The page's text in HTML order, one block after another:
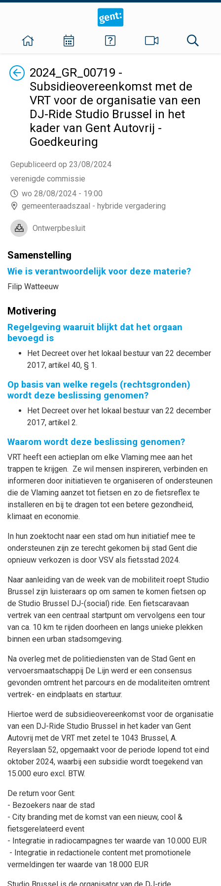
Terug2024_GR_00719 -
Subsidieovereenkomst met de
VRT voor de organisatie van een
DJ-Ride Studio Brussel in het
kader van Gent Autovrij -
Goedkeuring
Gepubliceerd op 23/08/2024
verenigde commissie
wo 28/08/2024 - 19:00
gemeenteraadszaal - hybride vergadering
Ontwerpbesluit
Samenstelling
Wie is verantwoordelijk voor deze materie?
Filip Watteeuw
Motivering
Regelgeving waaruit blijkt dat het orgaan
bevoegd is
Het Decreet over het lokaal bestuur van 22 december
2017, artikel 40, § 1.
Op basis van welke regels (rechtsgronden)
wordt deze beslissing genomen?
Het Decreet over het lokaal bestuur van 22 december
2017, artikel 2.
Waarom wordt deze beslissing genomen?
VRT heeft een actieplan om elke Vlaming mee aan het
trappen te krijgen. Ze wil mensen inspireren, verbinden en
informeren door initiatieven te organiseren of ondersteunen
die de Vlaming aanzet tot fietsen en zo de fietsreflex te
installeren en bij te dragen tot een betere gezondheid,
klimaat en economie.
In hun zoektocht naar een stad om hun initiatief mee te
ondersteunen zijn ze terecht gekomen bij stad Gent die
opnieuw verkozen is door VSV als fietsstad 2024.
Naar aanleiding van de week van de mobiliteit roept Studio
Brussel zijn luisteraars op om samen te komen fietsen op
de Studio Brussel DJ-(social) ride. Een fietscaravaan
vertrek van een centraal startpunt om vervolgens een tour
van ca. 10 km te rijden doorheen en langs unieke plekken
binnen een urban stadsomgeving.
Na overleg met de politiediensten van de Stad Gent en
vervoersmaatschappij De Lijn werd er een consensus
gevonden omtrent het parcours en de modaliteiten omtrent
vertrek- en eindplaats en startuur.
Hiertoe werd de subsidieovereenkomst voor de organisatie
van een DJ-Ride Studio Brussel in het kader van Gent
Autovrij met de VRT met zetel te 1043 Brussel, A.
Reyerslaan 52, opgemaakt voor de periode lopend tot eind
oktober 2024, waarbij een subsidie wordt toegekend van
15.000 euro excl. BTW.
De return voor Gent:
- Bezoekers naar de stad
- City branding met de komst van een nieuw, cool &
fietsgerelateerd event
- Integratie in radiocampagnes ter waarde van 10.000 EUR
- Integratie in redactionele content met promotionele
vermeldingen ter waarde van 18.000 EUR